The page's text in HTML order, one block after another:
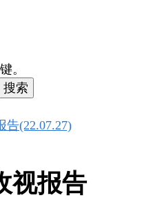
。
告(22.07.27)
视报告